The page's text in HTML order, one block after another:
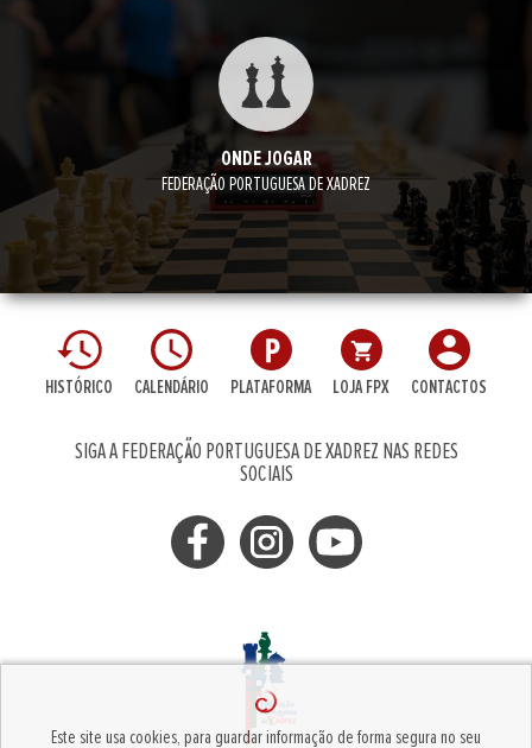
ONDE JOGAR
FEDERAÇÃO PORTUGUESA DE XADREZ
HISTÓRICO CALENDÁRIO PLATAFORMA LOJA FPX CONTACTOS
SIGA A FEDERAÇÃO PORTUGUESA DE XADREZ NAS REDES
SOCIAIS
Este site usa cookies, para guardar informação de forma segura no seu